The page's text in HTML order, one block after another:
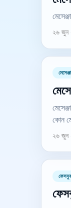
২৬ জুন
কোন
২৬ জুন